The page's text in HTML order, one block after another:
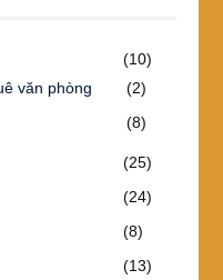
(10)
văn phòng
(2)
(8)
(25)
(24)
(8)
(13)